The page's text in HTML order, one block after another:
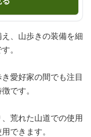
、山歩きの装備を細
。
愛好家の間でも注目
です。
荒れた山道での使用
できます。